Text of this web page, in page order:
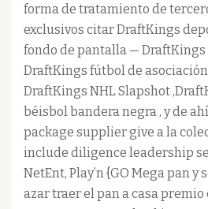
forma de tratamiento de
exclusivos citar DraftKings
fondo de pantalla — DraftKings
DraftKings fútbol de asociación
DraftKings NHL Slapshot
béisbol bandera negra , y de
package supplier give a la
include diligence leadership
NetEnt, Play’n {GO Mega pan
azar traer el pan a casa premio